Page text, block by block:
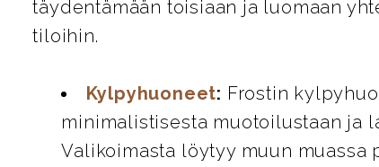
täydentämään toisiaan ja luomaan
tiloihin.
Kylpyhuoneet: Frostin
minimalistisesta muotoilustaan ja
Valikoimasta löytyy muun muassa